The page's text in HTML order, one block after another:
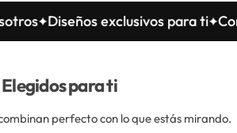
Diseños exclusivos para ti
Elegidos para ti
perfecto con lo que estás mirando.